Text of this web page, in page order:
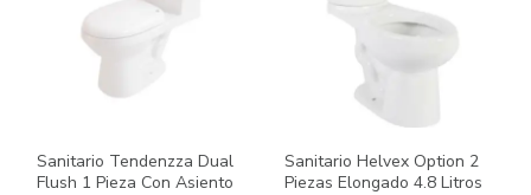
Sanitario Tendenzza Dual
Flush 1 Pieza Con Asiento
Sanitario Helvex Option 2
Piezas Elongado 4.8 Litros